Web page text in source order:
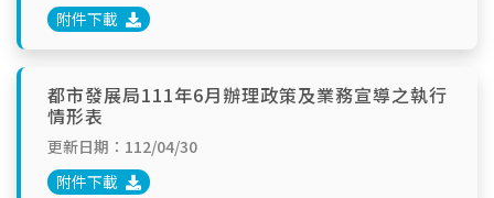
附件下載
都市發展局111年6月辦理政策及業務宣導之執行
情形表
更新日期：112/04/30
附件下載